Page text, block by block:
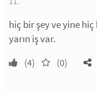
hiç bir şey ve yine
yarın iş var.
(4) (0)